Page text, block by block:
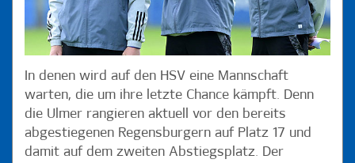
In denen wird auf den HSV eine Mannschaft
warten, die um ihre letzte Chance kämpft. Denn
die Ulmer rangieren aktuell vor den bereits
abgestiegenen Regensburgern auf Platz 17 und
damit auf dem zweiten Abstiegsplatz. Der